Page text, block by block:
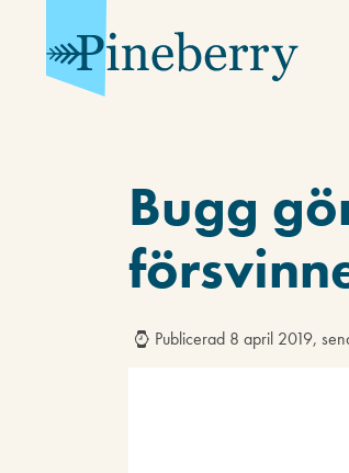
Bugg
Publicerad 8 april 2019,